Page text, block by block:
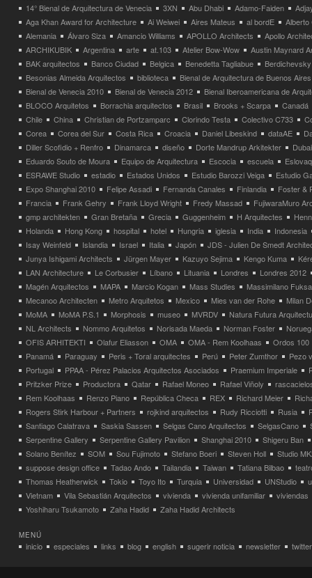
14° Bienal de Arquitectura de Venecia 3XN Abu Dhabi Adamo-Faiden
Aga Khan Award for Architecture
Ai Weiwei Aires Mateus al bordE
Alberto
Alemania
Álvaro Siza Amancio Williams APOLLO Architects
Apollo
ARCHIKUBIK
Argentina arte at.103 Atelier Bow-Wow
Austin Maynard
BAK arquitectos
Banco Ciudad Belgica Benedetta Tagliabue
Besonias Almeida Arquitectos
biblioteca
Bienal de Arquitectura de Buenos Aires
Bienal de Venecia 2010
Bienal de Venecia 2012
Bienal Iberoamericana de
BLOCO Arquitetos
Borrachia arquitectos Brasil Brooks + Scarpa
Canadá
Chile
China Christian de Portzamparc Clorindo Testa Colectivo C733
Corea
Corea del Sur Costa Rica Croacia Daniel Libeskind dataAE
Diller Scofidio + Renfro
Dinamarca diseño Dorte Mandrup Arkitekter
Dubai
Eduardo Souto de Moura
Equipo de Arquitectura Escocia escuela
ESRAWE Studio
estadio Estados Unidos Estudio Barozzi Veiga
Estudio
Expo Shanghai 2010
Felipe Assadi Fernanda Canales Finlandia
Foster &
Francia
Frank Gehry Frank Lloyd Wright Fredy Massad
FujiwaraMuro
gmp architekten
Gran Bretaña Grecia Guggenheim H Arquitectes
Holanda
Hong Kong hospital hotel Hungria iglesia India
Indonesia
Isay Weinfeld
Islandia Israel Italia Japón
JDS - Julien De Smedt
Junya Ishigami Architects
Jürgen Mayer Kazuyo Sejima Kengo Kuma
LAN Architecture
Le Corbusier Líbano Lituania Londres
Londres 2012
Magén Arquitectos
MAPA Marcio Kogan Mass Studies
Massimilano
Mecanoo Architecten
Metro Arquitetos Mexico Mies van der Rohe
Milan
MoMA
MoMA P.S.1 Morphosis museo MVRDV
Natura Futura
NL Architects
Nommo Arquitetos Norisada Maeda Norman Foster
OFIS ARHITEKTI
Olafur Eliasson OMA OMA - Rem Koolhaas
Ordos 100
Panamá
Paraguay Peris + Toral arquitectes Perú Peter Zumthor
Pezo
Portugal
PPAA - Pérez Palacios Arquitectos Asociados Praemium Imperiale
Pritzker Prize
Productora Qatar Rafael Moneo Rafael Viñoly
Rem Koolhaas
Renzo Piano República Checa REX Richard Meier
Rogers Stirk Harbour + Partners
rojkind arquitectos Rudy Ricciotti Rusia
Santiago Calatrava
Saskia Sassen Selgas Cano Arquitectos SelgasCano
Serpentine Gallery
Serpentine Gallery Pavilion Shanghai 2010
Shigeru Ban
Solano Benítez
SOM Sou Fujimoto Stefano Boeri Steven Holl
Studio
suppose design office
Tadao Ando Tailandia Taiwan Tatiana Bilbao
Thomas Heatherwick
Tokio Toyo Ito Turquia Universidad UNStudio
Vietnam
Vila Sebastián Arquitectos vivienda vivienda unifamiliar
viviendas
Yoshiharu Tsukamoto
Zaha Hadid Zaha Hadid Architects
MENÚ
inicio especiales links blog english sugerir noticia newsletter twitter